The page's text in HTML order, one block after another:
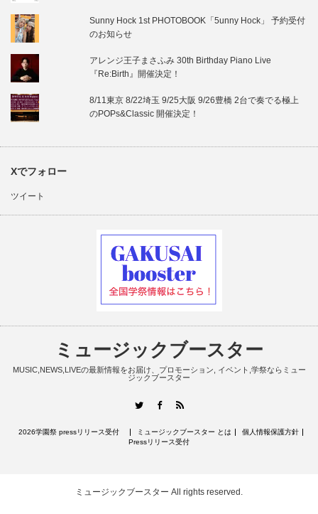
Sunny Hock 1st PHOTOBOOK「5unny Hock」 予約受付
のお知らせ
アレンジ王子まさふみ 30th Birthday Piano Live
『Re:Birth』開催決定！
8/11東京 8/22埼玉 9/25大阪 9/26豊橋 2台で奏でる極上
のPOPs&Classic 開催決定！
Xでフォロー
ツイート
ミュージックブースター
MUSIC,NEWS,LIVEの最新情報をお届け、プロモーション, イベント,学祭ならミュー
ジックブースター
TwitterFacebook
2026学園祭 pressリリース受付 ミュージックブースター とは
個人情報保護方針
Pressリリース受付
ミュージックブースター All rights reserved.